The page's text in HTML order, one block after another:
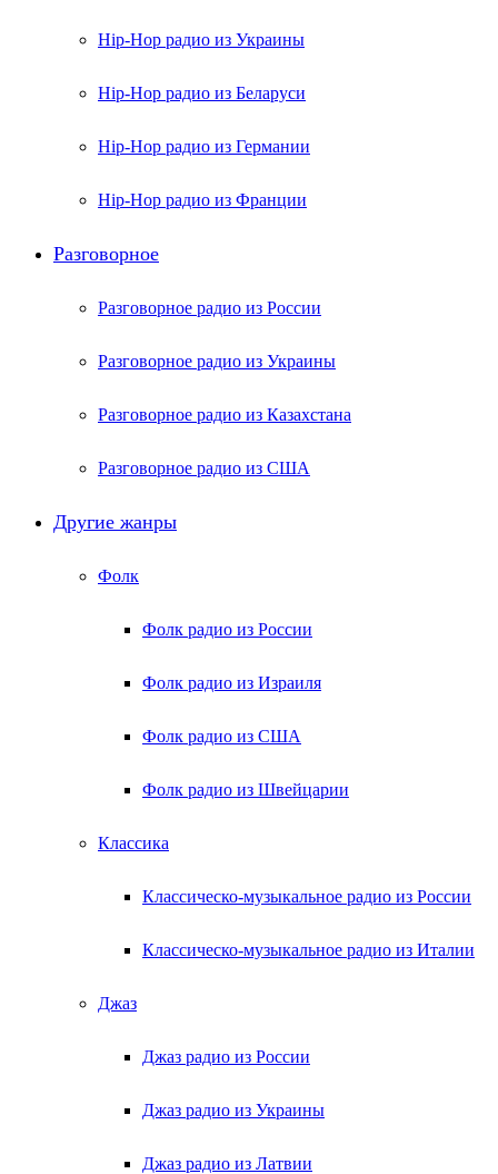
Hip-Hop радио из Украины
Hip-Hop радио из Беларуси
Hip-Hop радио из Германии
Hip-Hop радио из Франции
Разговорное
Разговорное радио из России
Разговорное радио из Украины
Разговорное радио из Казахстана
Разговорное радио из США
Другие жанры
Фолк
Фолк радио из России
Фолк радио из Израиля
Фолк радио из США
Фолк радио из Швейцарии
Классика
Классическо-музыкальное радио из России
Классическо-музыкальное радио из Италии
Джаз
Джаз радио из России
Джаз радио из Украины
Джаз радио из Латвии